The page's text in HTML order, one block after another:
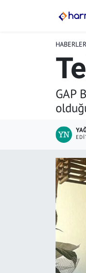
HABERLER
GAP
AKSU GÜNDEM
YEREL
EKONOMİ
İstanbul Hava
İstanbul Trafik
Süper Lig Puan
Tüm Manşetler
Son Dakika
Haber Arşivi